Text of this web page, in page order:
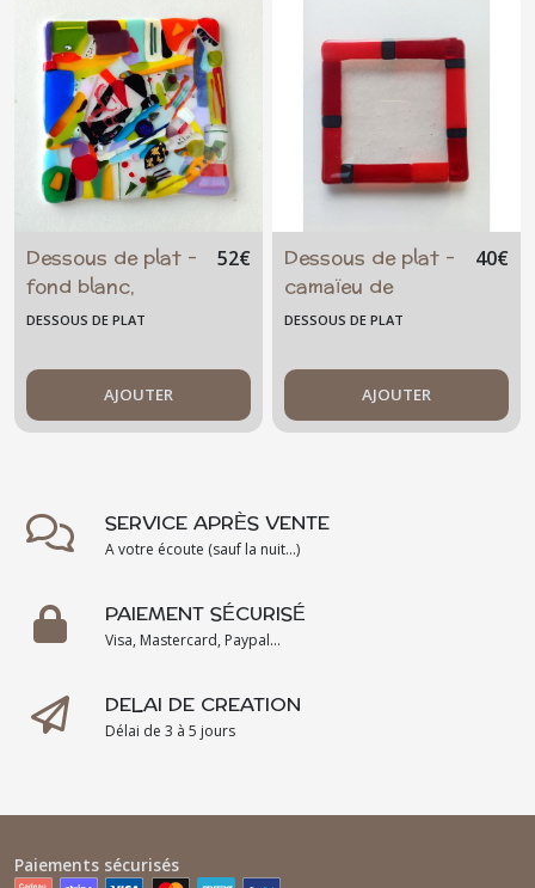
Dessous de plat -
fond blanc,
multicolore -
modèle
52€
DESSOUS DE PLAT
AJOUTER
Dessous de plat -
camaïeu de
rouges -
40€
DESSOUS DE PLAT
AJOUTER
SERVICE APRÈS VENTE
A votre écoute (sauf la nuit...)
PAIEMENT SÉCURISÉ
Visa, Mastercard, Paypal...
DELAI DE CREATION
Délai de 3 à 5 jours
Paiements sécurisés